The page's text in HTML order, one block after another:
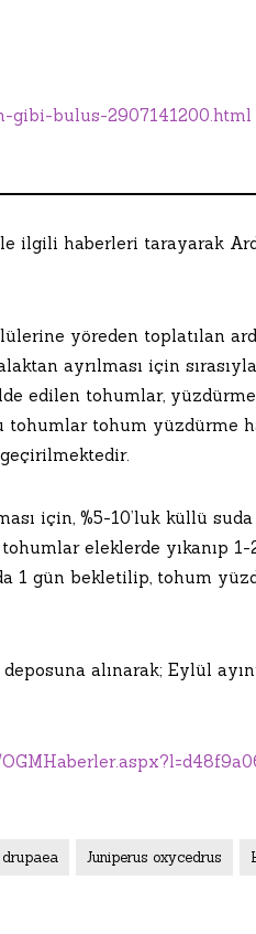
gibi-bulus-2907141200.html
ilgili haberleri tarayarak
yöreden toplatılan
ayrılması için
edilen tohumlar,
tohumlar tohum yüzdürme
için, %5-10’luk küllü
eleklerde yıkanıp
1 gün bekletilip, tohum
alınarak; Eylül
drupaea Juniperus oxycedrus